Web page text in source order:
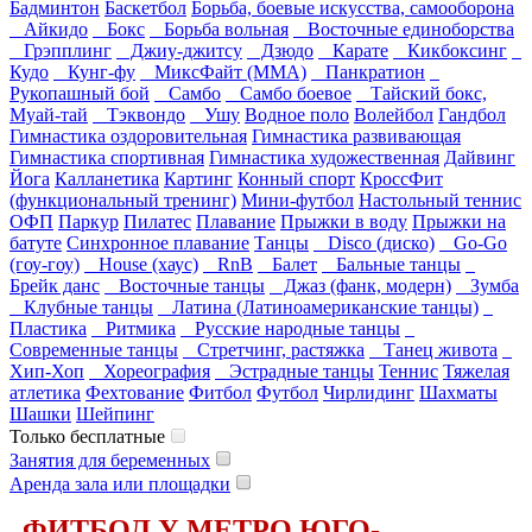
Бадминтон Баскетбол Борьба, боевые искусства, самооборона
Айкидо
Бокс Борьба вольная
Восточные единоборства
Грэпплинг
Джиу-джитсу Дзюдо Карате
Кикбоксинг
Кудо
Кунг-фу МиксФайт (ММА)
Панкратион
Рукопашный бой
Самбо Самбо боевое
Тайский бокс,
Муай-тай
Тэквондо Ушу Водное поло Волейбол Гандбол
Гимнастика оздоровительная Гимнастика развивающая
Гимнастика спортивная Гимнастика художественная Дайвинг
Йога Калланетика Картинг Конный спорт КроссФит
(функциональный тренинг) Мини-футбол Настольный теннис
ОФП Паркур Пилатес Плавание Прыжки в воду Прыжки на
батуте Синхронное плавание Танцы Disco (диско)
Go-Go
(гоу-гоу)
House (хаус) RnB Балет
Бальные танцы
Брейк данс
Восточные танцы Джаз (фанк, модерн)
Зумба
Клубные танцы
Латина (Латиноамериканские танцы)
Пластика
Ритмика
Русские народные танцы
Современные танцы
Стретчинг, растяжка
Танец живота
Хип-Хоп
Хореография Эстрадные танцы Теннис Тяжелая
атлетика Фехтование Фитбол Футбол Чирлидинг Шахматы
Шашки Шейпинг
Только бесплатные
Занятия для беременных
Аренда зала или площадки